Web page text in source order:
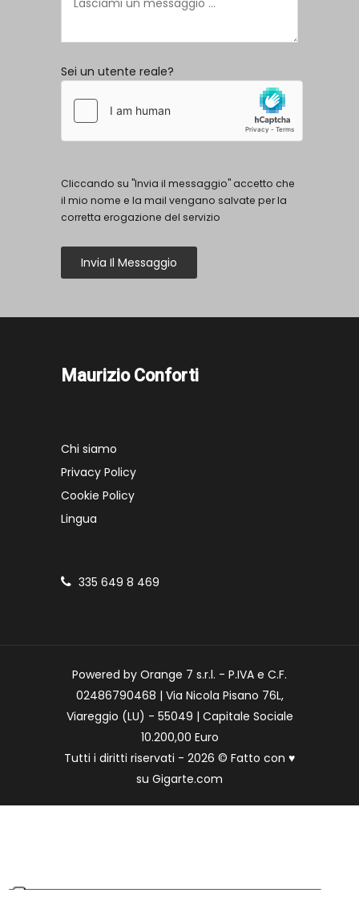
Sei un utente reale?
Cliccando su "Invia il messaggio" accetto che
il mio nome e la mail vengano salvate per la
corretta erogazione del servizio
Invia Il Messaggio
Maurizio Conforti
Chi siamo
Privacy Policy
Cookie Policy
Lingua
335 649 8 469
Powered by Orange 7 s.r.l. - P.IVA e C.F.
02486790468 | Via Nicola Pisano 76L,
Viareggio (LU) - 55049 | Capitale Sociale
10.200,00 Euro
Tutti i diritti riservati - 2026 © Fatto con ♥
su Gigarte.com